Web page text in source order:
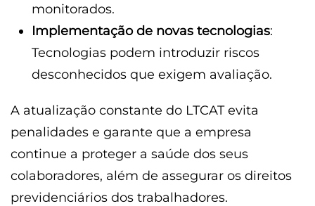
monitorados.
Implementação de novas tecnologias:
Tecnologias podem introduzir riscos
desconhecidos que exigem avaliação.
A atualização constante do LTCAT evita
penalidades e garante que a empresa
continue a proteger a saúde dos seus
colaboradores, além de assegurar os direitos
previdenciários dos trabalhadores.